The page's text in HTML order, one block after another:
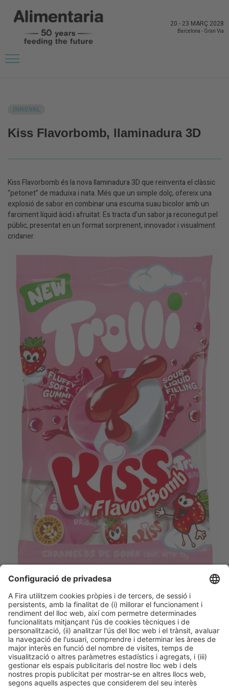
20 - 23 MARÇ 2028
Barcelona - Gran Via
INNOVAL
Kiss Flavorbomb, llaminadura 3D
Kiss Flavorbomb és la nova llaminadura 3D que reinventa el clàssic
“petonet” de maduixa i nata. Més que un simple dolç, ofereix una
explosió de sabor en combinar una escuma suau bicolor amb un
farciment líquid àcid i afruitat. Es tracta d’un sabor ja reconegut pel
públic, presentat en un format sorprenent, innovador i visualment
cridaner.
Descobreix més novetats dels
expositors d'Alimentaria
Facebook Twitter LinkedIn WhatsApp Email